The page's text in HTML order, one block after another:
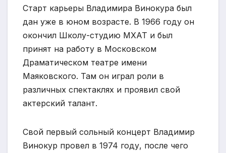
Старт карьеры Владимира Винокура был
дан уже в юном возрасте. В 1966 году он
окончил Школу-студию МХАТ и был
принят на работу в Московском
Драматическом театре имени
Маяковского. Там он играл роли в
различных спектаклях и проявил свой
актерский талант.
Свой первый сольный концерт Владимир
Винокур провел в 1974 году, после чего